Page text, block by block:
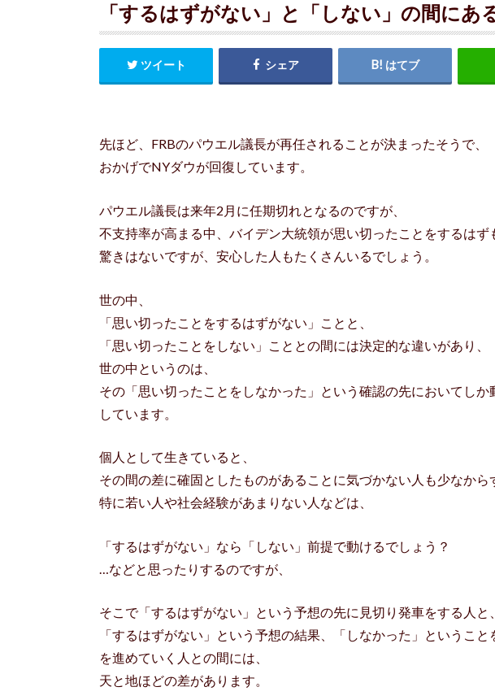
「するはずがない」と「しない」の間にあ
ツイート シェア はてブ
先ほど、FRBのパウエル議長が再任されることが決まったそうで、
おかげでNYダウが回復しています。
パウエル議長は来年2月に任期切れとなるのですが、
不支持率が高まる中、バイデン大統領が思い切ったことをするはず
驚きはないですが、安心した人もたくさんいるでしょう。
世の中、
「思い切ったことをするはずがない」ことと、
「思い切ったことをしない」こととの間には決定的な違いがあり、
世の中というのは、
その「思い切ったことをしなかった」という確認の先においてし
しています。
個人として生きていると、
その間の差に確固としたものがあることに気づかない人も少なから
特に若い人や社会経験があまりない人などは、
「するはずがない」なら「しない」前提で動けるでしょう？
…などと思ったりするのですが、
そこで「するはずがない」という予想の先に見切り発車をする人と、
「するはずがない」という予想の結果、「しなかった」というこ
を進めていく人との間には、
天と地ほどの差があります。